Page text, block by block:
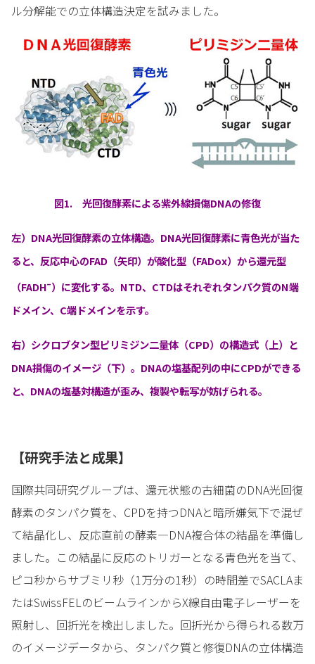
ル分解能での立体構造決定を試みました。
図1. 光回復酵素による紫外線損傷DNAの修復
左）DNA光回復酵素の立体構造。DNA光回復酵素に青色光が当た
ると、反応中心のFAD（矢印）が酸化型（FADox）から還元型
（FADH–）に変化する。NTD、CTDはそれぞれタンパク質のN端
ドメイン、C端ドメインを示す。
右）シクロブタン型ピリミジン二量体（CPD）の構造式（上）と
DNA損傷のイメージ（下）。DNAの塩基配列の中にCPDができる
と、DNAの塩基対構造が歪み、複製や転写が妨げられる。
【研究手法と成果】
国際共同研究グループは、還元状態の古細菌のDNA光回復
酵素のタンパク質を、CPDを持つDNAと暗所嫌気下で混ぜ
て結晶化し、反応直前の酵素―DNA複合体の結晶を準備し
ました。この結晶に反応のトリガーとなる青色光を当て、
ピコ秒からサブミリ秒（1万分の1秒）の時間差でSACLAま
たはSwissFELのビームラインからX線自由電子レーザーを
照射し、回折光を検出しました。回折光から得られる数万
のイメージデータから、タンパク質と修復DNAの立体構造